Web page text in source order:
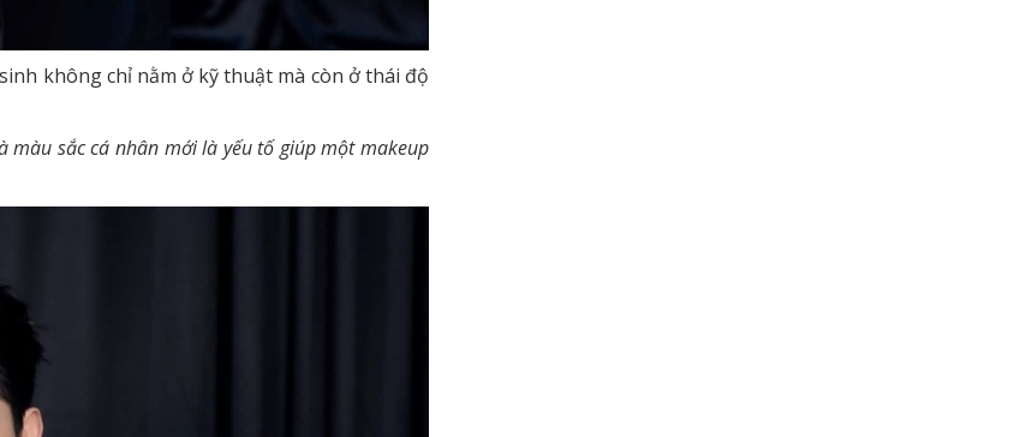
không chỉ nằm ở kỹ thuật mà còn ở thái độ
màu sắc cá nhân mới là yếu tố giúp một makeup